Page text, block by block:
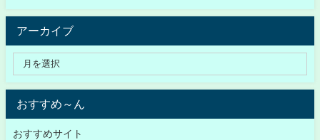
アーカイブ
おすすめ～ん
おすすめサイト